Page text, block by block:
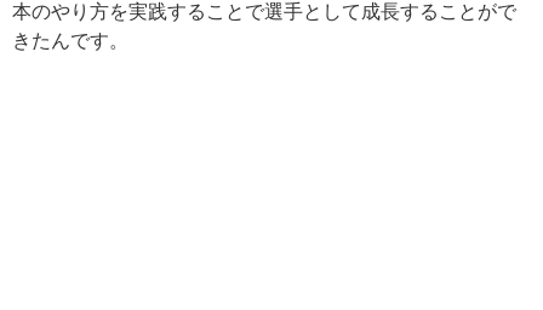
本のやり方を実践することで選手として成長することがで
きたんです。